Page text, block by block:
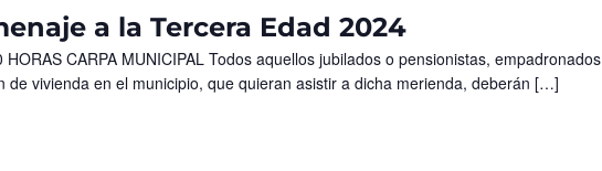
a la Tercera Edad 2024
HORAS CARPA MUNICIPAL Todos aquellos jubilados o pensionistas, empadronados
de vivienda en el municipio, que quieran asistir a dicha merienda, deberán […]